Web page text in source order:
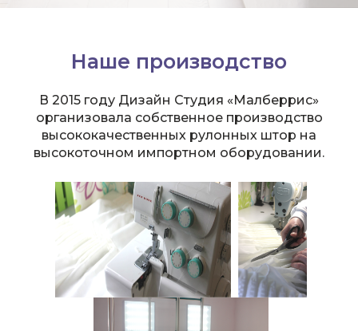
Наше производство
В 2015 году Дизайн Студия «Малберрис»
организовала собственное производство
высококачественных рулонных штор на
высокоточном импортном оборудовании.